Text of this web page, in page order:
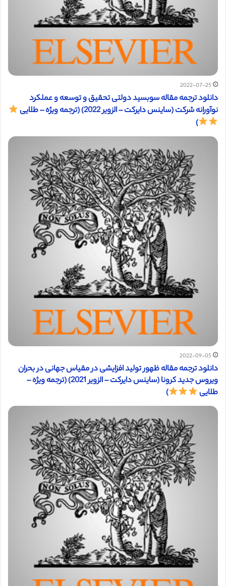
2022-07-25
دانلود ترجمه مقاله سوبسید دولتی تحقیق و توسعه و عملکرد
نوآورانه شرکت (ساینس دایرکت – الزویر 2022) (ترجمه ویژه – طلایی
)
2022-09-05
دانلود ترجمه مقاله ظهور تولید افزایشی در مقیاس جهانی در بحران
ویروس جدید کرونا (ساینس دایرکت – الزویر 2021) (ترجمه ویژه –
طلایی
)